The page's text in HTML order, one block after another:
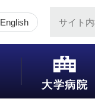
English
大学病院